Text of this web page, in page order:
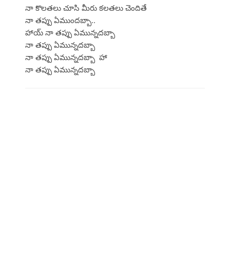
నా కొలతలు చూసి మీరు కలతలు చెందితే
నా తప్పు ఏముందబ్బా..
హాయ్ నా తప్పు ఏమున్నదబ్బా
నా తప్పు ఏమున్నదబ్బా
నా తప్పు ఏమున్నదబ్బా హా
నా తప్పు ఏమున్నదబ్బా